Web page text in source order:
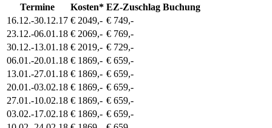
Termine Kosten* EZ-Zuschlag Buchung
16.12.-30.12.17 € 2049,- € 749,-
23.12.-06.01.18 € 2069,- € 769,-
30.12.-13.01.18 € 2019,- € 729,-
06.01.-20.01.18 € 1869,- € 659,-
13.01.-27.01.18 € 1869,- € 659,-
20.01.-03.02.18 € 1869,- € 659,-
27.01.-10.02.18 € 1869,- € 659,-
03.02.-17.02.18 € 1869,- € 659,-